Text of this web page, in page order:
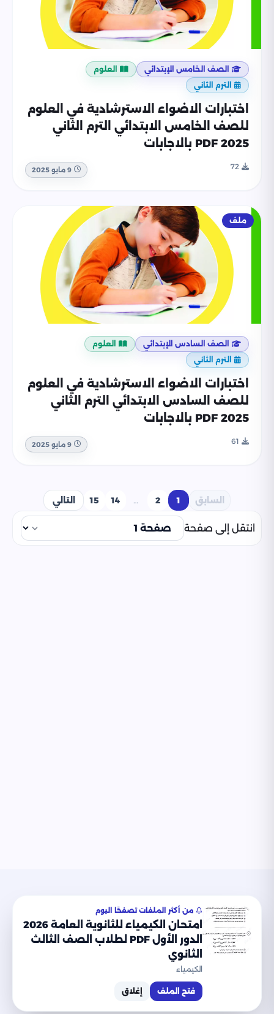
الصف الخامس الإبتدائي
العلوم
الترم الثاني
اختبارات الاضواء الاسترشادية في العلوم
للصف الخامس الابتدائي الترم الثاني
2025 PDF بالاجابات
72 9 مايو 2025
ملف
الصف السادس الإبتدائي
العلوم
الترم الثاني
اختبارات الاضواء الاسترشادية في العلوم
للصف السادس الابتدائي الترم الثاني
2025 PDF بالاجابات
61 9 مايو 2025
السابق 1
2
…
14
15 التالي
انتقل إلى صفحة
موقع نذاكر التعليمي
© 2026 موقع نذاكر التعليمي. جميع الحقوق محفوظة.
من نحنالشروط
من أكثر الملفات تصفحًا اليوم
امتحان الكيمياء للثانوية العامة 2026
الدور الأول PDF لطلاب الصف الثالث
الثانوي
الكيمياء
فتح الملف إغلاق